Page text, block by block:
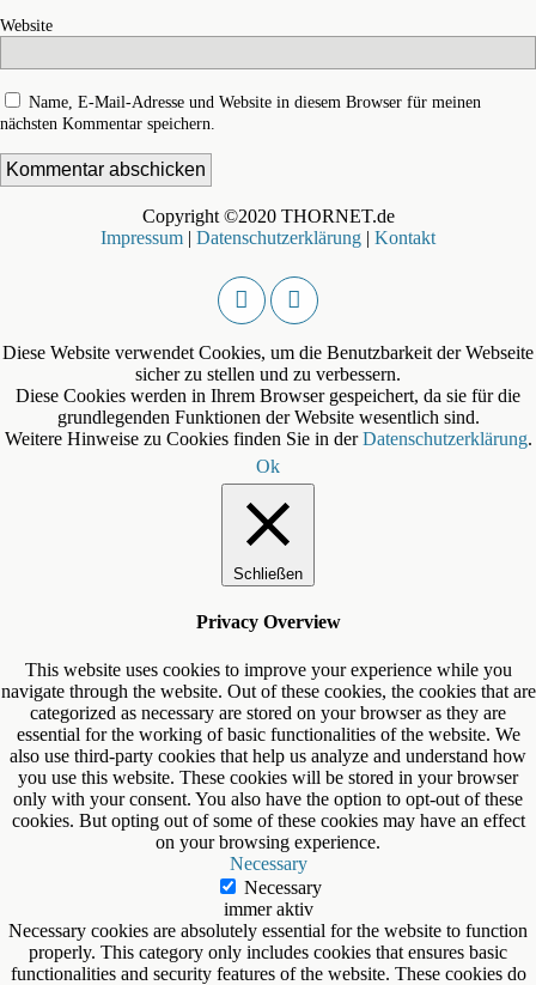
Website
Name, E-Mail-Adresse und Website in diesem Browser für meinen
nächsten Kommentar speichern.
Copyright ©2020 THORNET.de
Impressum | Datenschutzerklärung | Kontakt
Diese Website verwendet Cookies, um die Benutzbarkeit der Webseite
sicher zu stellen und zu verbessern.
Diese Cookies werden in Ihrem Browser gespeichert, da sie für die
grundlegenden Funktionen der Website wesentlich sind.
Weitere Hinweise zu Cookies finden Sie in derDatenschutzerklärung.
Ok
Schließen
Privacy Overview
This website uses cookies to improve your experience while you
navigate through the website. Out of these cookies, the cookies that are
categorized as necessary are stored on your browser as they are
essential for the working of basic functionalities of the website. We
also use third-party cookies that help us analyze and understand how
you use this website. These cookies will be stored in your browser
only with your consent. You also have the option to opt-out of these
cookies. But opting out of some of these cookies may have an effect
on your browsing experience.
Necessary
Necessary
immer aktiv
Necessary cookies are absolutely essential for the website to function
properly. This category only includes cookies that ensures basic
functionalities and security features of the website. These cookies do